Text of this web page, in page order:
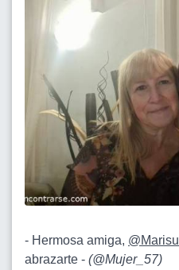
- Hermosa amiga, @Marisu
abrazarte - (@Mujer_57)